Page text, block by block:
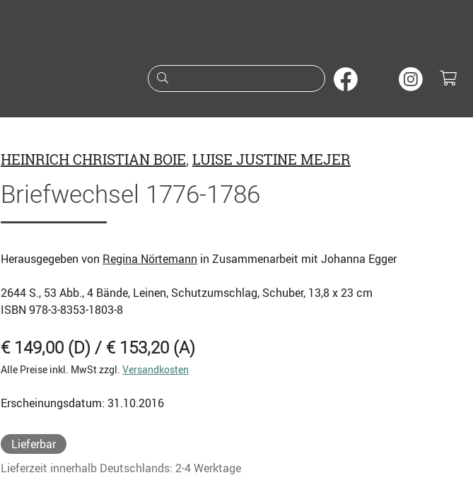
Suche nach Büchern oder
HEINRICH CHRISTIAN BOIE, LUISE JUSTINE MEJER
Briefwechsel 1776-1786
Herausgegeben von Regina Nörtemann in Zusammenarbeit mit Johanna Egger
2644 S., 53 Abb., 4 Bände, Leinen, Schutzumschlag, Schuber, 13,8 x 23 cm
ISBN 978-3-8353-1803-8
€ 149,00 (D) / € 153,20 (A)
Alle Preise inkl. MwSt zzgl. Versandkosten
Erscheinungsdatum: 31.10.2016
Lieferbar
Lieferzeit innerhalb Deutschlands: 2-4 Werktage